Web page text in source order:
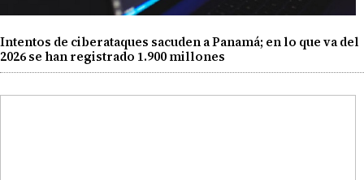
Intentos de ciberataques sacuden a Panamá; en lo que va del
2026 se han registrado 1.900 millones